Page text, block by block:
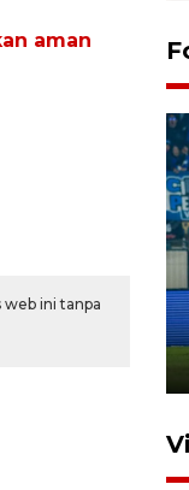
aman
ini tanpa
di